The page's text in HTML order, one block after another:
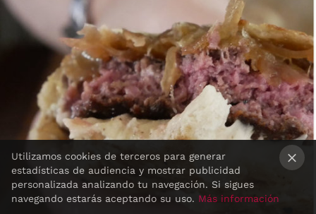
Utilizamos cookies de terceros para generar
estadísticas de audiencia y mostrar publicidad
personalizada analizando tu navegación. Si sigues
navegando estarás aceptando su uso. Más información